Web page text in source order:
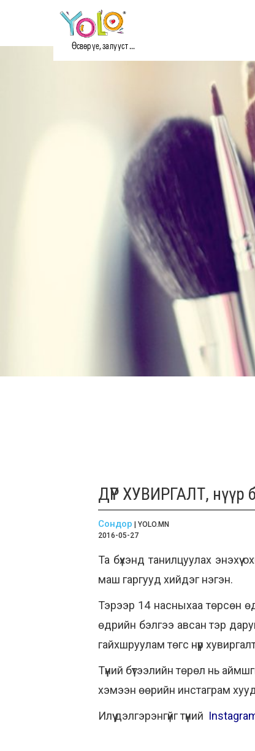
Өсвөр үе, залууст ...
ДҮР ХУВИРГАЛТ, нүүр
Сондор | YOLO.MN
2016-05-27
Та бүхэнд танилцуулах
маш гаргууд хийдэг нэгэн.
Тэрээр 14 насныхаа төрсөн
өдрийн бэлгээ авсан тэр
гайхшруулам төгс нүүр
Түүний бүтээлийн төрөл нь
хэмээн өөрийн инстаграм
Илүү дэлгэрэнгүйг түүний